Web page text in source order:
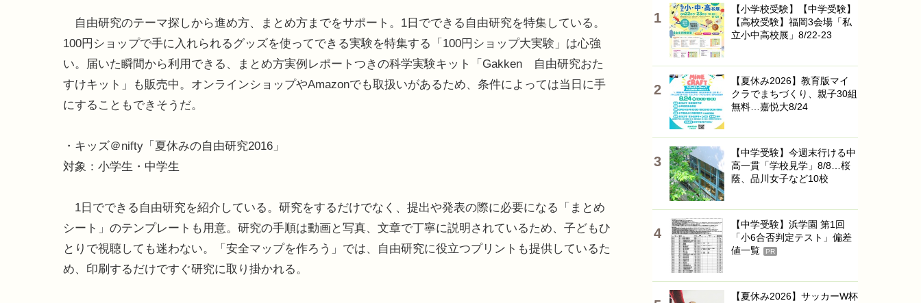
自由研究のテーマ探しから進め方、まとめ方までをサポート。1日でできる自由研究を特集している。
100円ショップで手に入れられるグッズを使ってできる実験を特集する「100円ショップ大実験」は心強
い。届いた瞬間から利用できる、まとめ方実例レポートつきの科学実験キット「Gakken 自由研究おた
すけキット」も販売中。オンラインショップやAmazonでも取扱いがあるため、条件によっては当日に手
にすることもできそうだ。
・キッズ＠nifty「夏休みの自由研究2016」
対象：小学生・中学生
1日でできる自由研究を紹介している。研究をするだけでなく、提出や発表の際に必要になる「まとめ
シート」のテンプレートも用意。研究の手順は動画と写真、文章で丁寧に説明されているため、子どもひ
とりで視聴しても迷わない。「安全マップを作ろう」では、自由研究に役立つプリントも提供しているた
め、印刷するだけですぐ研究に取り掛かれる。
【小学校受験】【中学受験】
【高校受験】福岡3会場「私
立小中高校展」8/22-23
【夏休み2026】教育版マイ
クラでまちづくり、親子30組
無料…嘉悦大8/24
【中学受験】今週末行ける中
高一貫「学校見学」8/8…桜
蔭、品川女子など10校
【中学受験】浜学園 第1回
「小6合否判定テスト」偏差
値一覧
PR
【夏休み2026】サッカーW杯